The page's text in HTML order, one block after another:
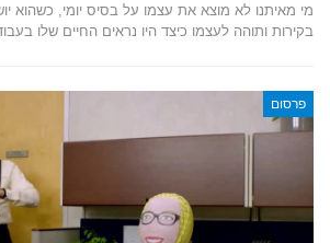
מי מאיתנו לא מוצא את עצמו על בסיס יומי, כשהוא
בקירות ותוהה לעצמו כיצד היו נראים החיים שלו
פרסום